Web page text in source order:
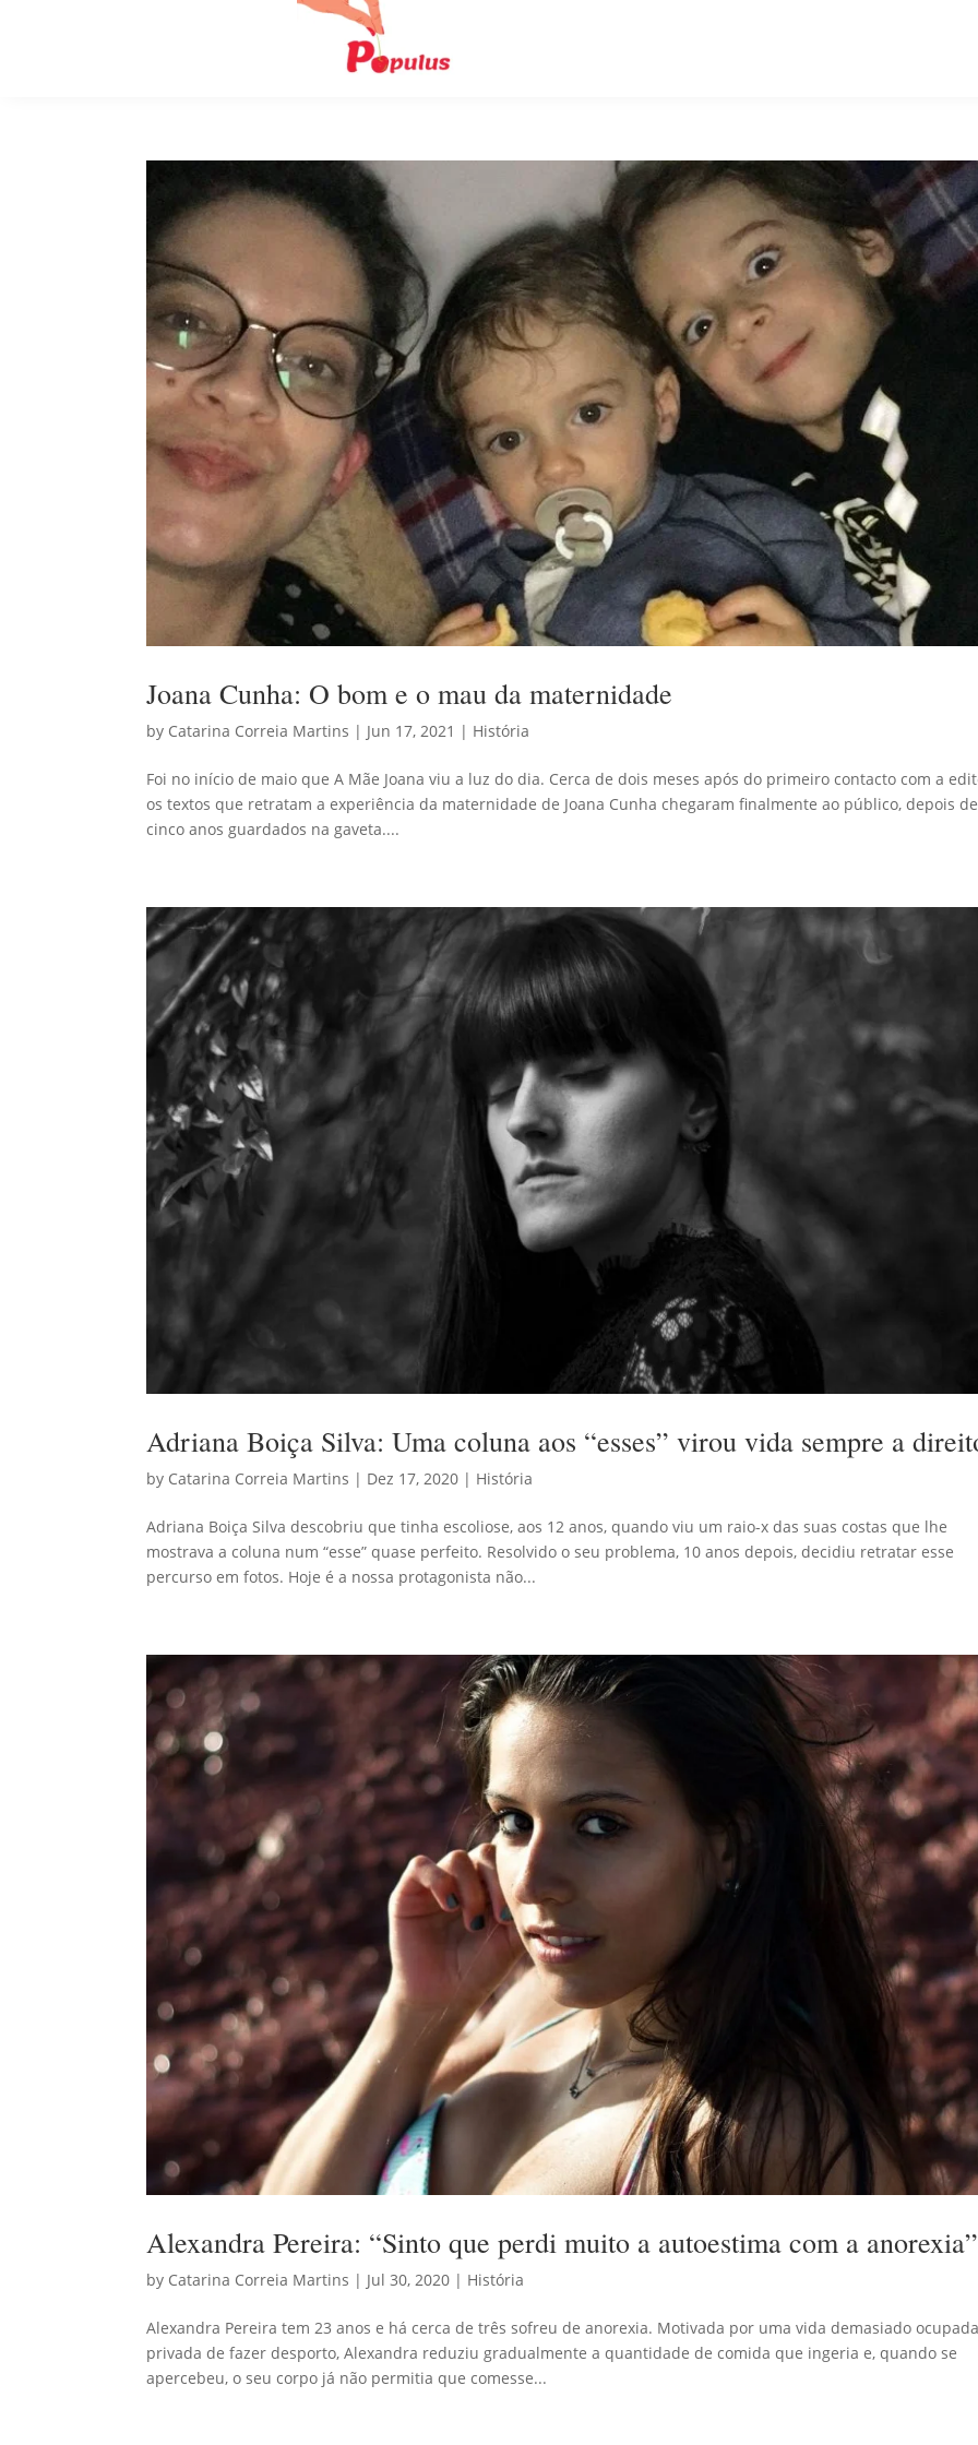
Joana Cunha: O bom e o mau da maternidade
by Catarina Correia Martins | Jun 17, 2021 | História
Foi no início de maio que A Mãe Joana viu a luz do dia. Cerca de dois meses após do primeiro contacto com a
os textos que retratam a experiência da maternidade de Joana Cunha chegaram finalmente ao público, depois de
cinco anos guardados na gaveta....
Adriana Boiça Silva: Uma coluna aos “esses” virou vida sempre a
by Catarina Correia Martins | Dez 17, 2020 | História
Adriana Boiça Silva descobriu que tinha escoliose, aos 12 anos, quando viu um raio-x das suas costas que lhe
mostrava a coluna num “esse” quase perfeito. Resolvido o seu problema, 10 anos depois, decidiu retratar esse
percurso em fotos. Hoje é a nossa protagonista não...
Alexandra Pereira: “Sinto que perdi muito a autoestima com a anorexia”
by Catarina Correia Martins | Jul 30, 2020 | História
Alexandra Pereira tem 23 anos e há cerca de três sofreu de anorexia. Motivada por uma vida demasiado
privada de fazer desporto, Alexandra reduziu gradualmente a quantidade de comida que ingeria e, quando se
apercebeu, o seu corpo já não permitia que comesse...